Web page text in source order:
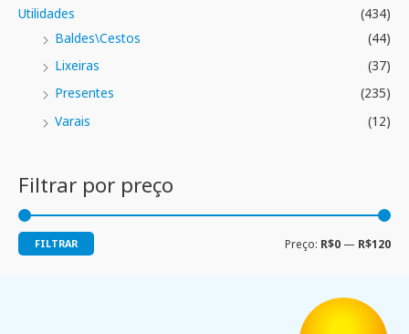
Utilidades
(434)
Baldes\Cestos
(44)
Lixeiras
(37)
Presentes
(235)
Varais
(12)
Filtrar por preço
FILTRAR Preço: R$0 — R$120